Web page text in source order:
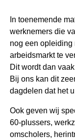
In toenemende
werknemers die
nog een opleiding
arbeidsmarkt te
Dit wordt dan
Bij ons kan dit
dagdelen dat het
Ook geven wij
60-plussers,
omscholers,